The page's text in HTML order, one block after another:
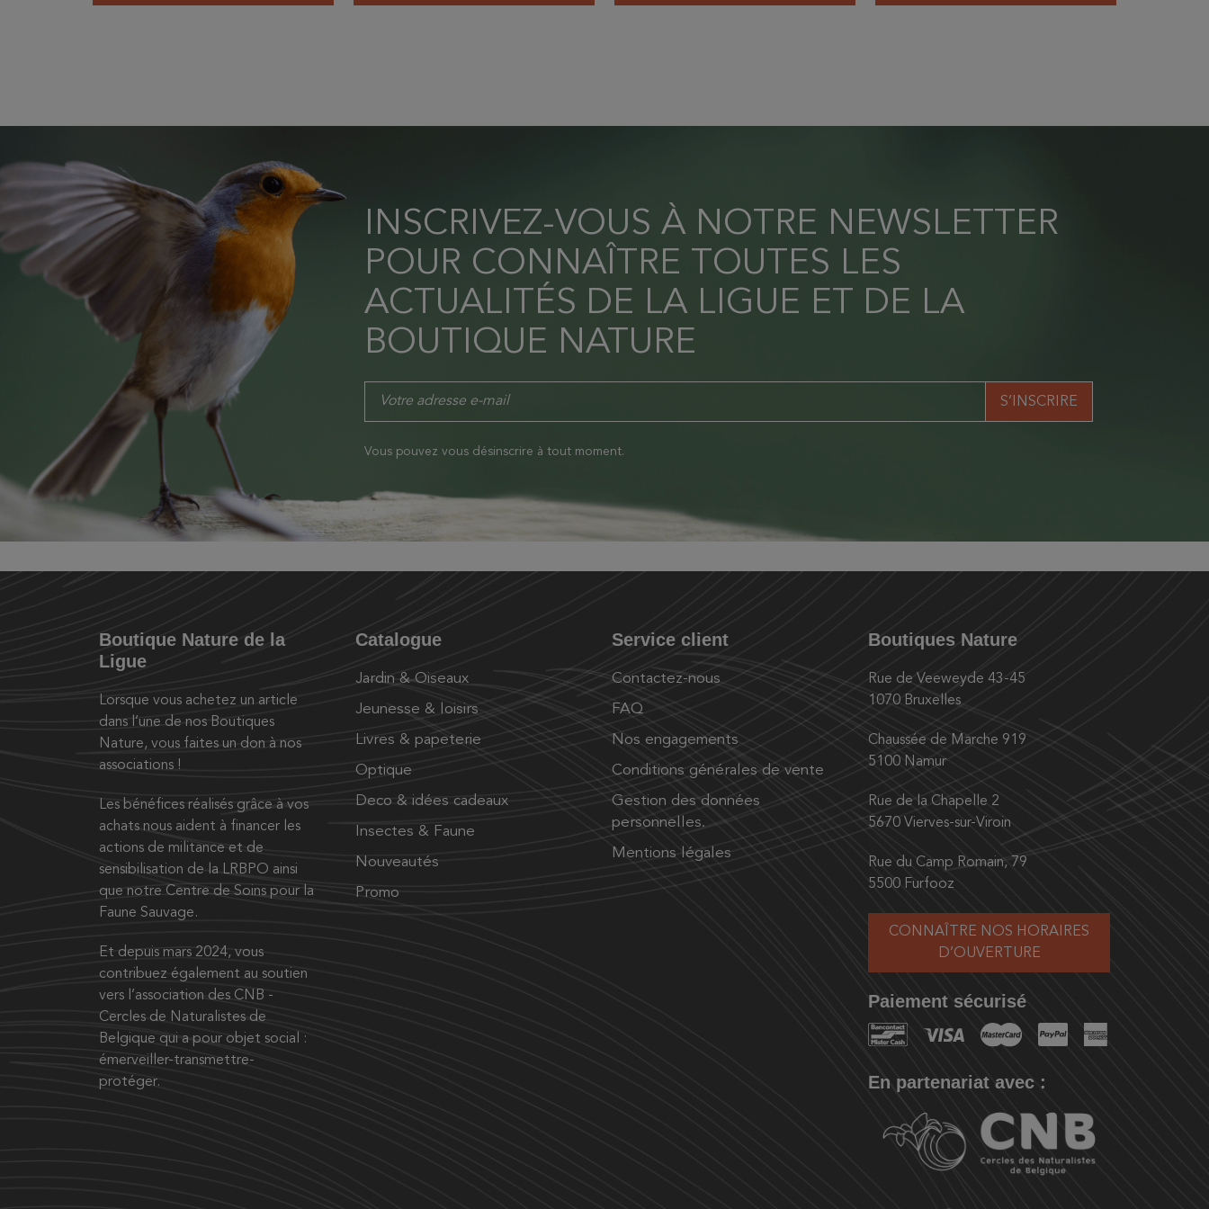
INSCRIVEZ-VOUS À NOTRE NEWSLETTER
POUR CONNAÎTRE TOUTES LES
ACTUALITÉS DE LA LIGUE ET DE LA
BOUTIQUE NATURE
Vous pouvez vous désinscrire à tout moment.
Boutique Nature de la
Ligue
Lorsque vous achetez un article
dans l’une de nos Boutiques
Nature, vous faites un don à nos
associations !
Les bénéfices réalisés grâce à vos
achats nous aident à financer les
actions de militance et de
sensibilisation de la LRBPO ainsi
que notre Centre de Soins pour la
Faune Sauvage.
Et depuis mars 2024, vous
contribuez également au soutien
vers l’association des CNB -
Cercles de Naturalistes de
Belgique qui a pour objet social :
émerveiller-transmettre-
protéger.
Catalogue
Jardin & Oiseaux
Jeunesse & loisirs
Livres & papeterie
Optique
Deco & idées cadeaux
Insectes & Faune
Nouveautés
Promo
Service client
Contactez-nous
FAQ
Nos engagements
Conditions générales de vente
Gestion des données
personnelles.
Mentions légales
Boutiques Nature
Rue de Veeweyde 43-45
1070 Bruxelles
Chaussée de Marche 919
5100 Namur
Rue de la Chapelle 2
5670 Vierves-sur-Viroin
Rue du Camp Romain, 79
5500 Furfooz
CONNAÎTRE NOS HORAIRES
D’OUVERTURE
Paiement sécurisé
En partenariat avec :